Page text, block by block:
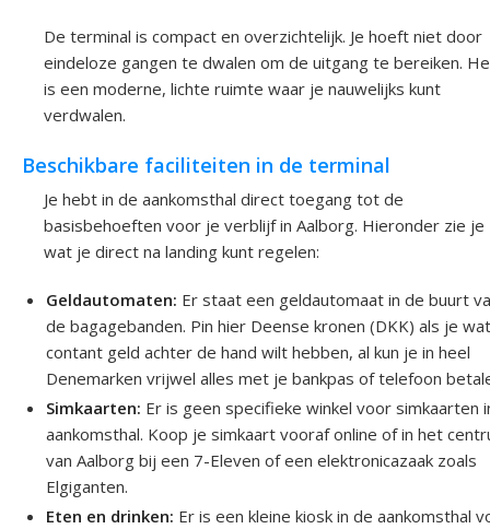
De terminal is compact en overzichtelijk. Je hoeft niet door
eindeloze gangen te dwalen om de uitgang te bereiken.
is een moderne, lichte ruimte waar je nauwelijks kunt
verdwalen.
Beschikbare faciliteiten in de terminal
Je hebt in de aankomsthal direct toegang tot de
basisbehoeften voor je verblijf in Aalborg. Hieronder zie je
wat je direct na landing kunt regelen:
Geldautomaten: Er staat een geldautomaat in de buurt
de bagagebanden. Pin hier Deense kronen (DKK) als je
contant geld achter de hand wilt hebben, al kun je in heel
Denemarken vrijwel alles met je bankpas of telefoon
Simkaarten: Er is geen specifieke winkel voor simkaarten
aankomsthal. Koop je simkaart vooraf online of in het
van Aalborg bij een 7-Eleven of een elektronicazaak zoals
Elgiganten.
Eten en drinken: Er is een kleine kiosk in de aankomsthal